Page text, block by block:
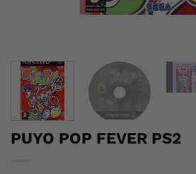
PUYO POP FEVER PS2